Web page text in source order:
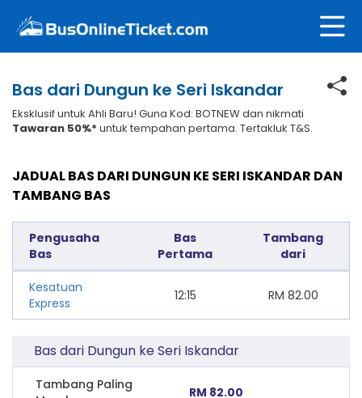
Bas dari Dungun ke Seri Iskandar
Eksklusif untuk Ahli Baru! Guna Kod: BOTNEW dan nikmati
Tawaran 50%* untuk tempahan pertama. Tertakluk T&S.
JADUAL BAS DARI DUNGUN KE SERI ISKANDAR DAN
TAMBANG BAS
Pengusaha
Bas
Bas
Pertama
Tambang
dari
Kesatuan
Express
12:15 RM 82.00
Bas dari Dungun ke Seri Iskandar
Tambang Paling
RM 82.00